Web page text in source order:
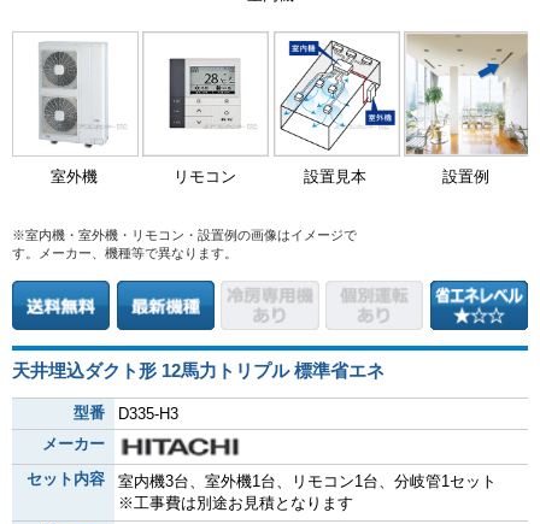
室外機 リモコン 設置見本 設置例
※室内機・室外機・リモコン・設置例の画像はイメージで
す。メーカー、機種等で異なります。
天井埋込ダクト形 12馬力トリプル 標準省エネ
型番
D335-H3
メーカー
セット内容
室内機3台、室外機1台、リモコン1台、分岐管1セット
※工事費は別途お見積となります